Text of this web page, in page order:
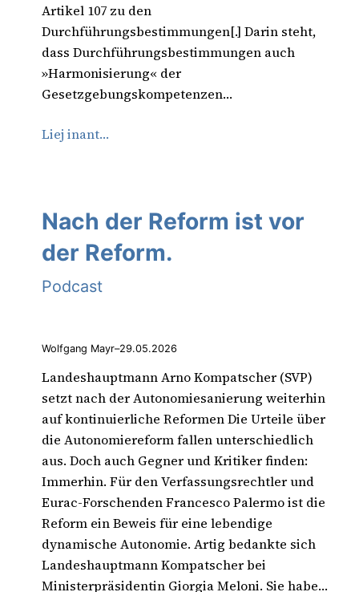
Artikel 107 zu den
Durchführungsbestimmungen[.] Darin steht,
dass Durchführungsbestimmungen auch
»Harmonisierung« der
Gesetzgebungskompetenzen…
Liej inant…
Nach der Reform ist vor
der Reform.
Podcast
Wolfgang Mayr–29.05.2026
Landeshauptmann Arno Kompatscher (SVP)
setzt nach der Autonomiesanierung weiterhin
auf kontinuierliche Reformen Die Urteile über
die Autonomiereform fallen unterschiedlich
aus. Doch auch Gegner und Kritiker finden:
Immerhin. Für den Verfassungsrechtler und
Eurac-Forschenden Francesco Palermo ist die
Reform ein Beweis für eine lebendige
dynamische Autonomie. Artig bedankte sich
Landeshauptmann Kompatscher bei
Ministerpräsidentin Giorgia Meloni. Sie habe…